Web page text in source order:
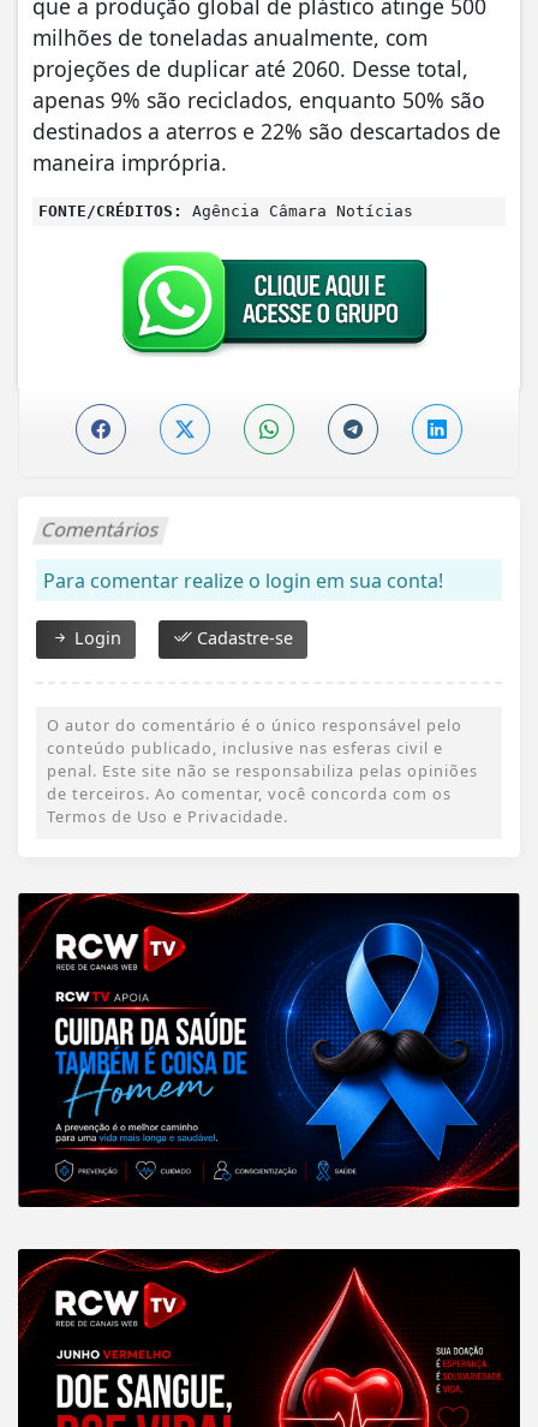
que a produção global de plástico atinge 500
milhões de toneladas anualmente, com
projeções de duplicar até 2060. Desse total,
apenas 9% são reciclados, enquanto 50% são
destinados a aterros e 22% são descartados de
maneira imprópria.
FONTE/CRÉDITOS: Agência Câmara Notícias
Comentários
Para comentar realize o login em sua conta!
Login Cadastre-se
O autor do comentário é o único responsável pelo
conteúdo publicado, inclusive nas esferas civil e
penal. Este site não se responsabiliza pelas opiniões
de terceiros. Ao comentar, você concorda com os
Termos de Uso e Privacidade.